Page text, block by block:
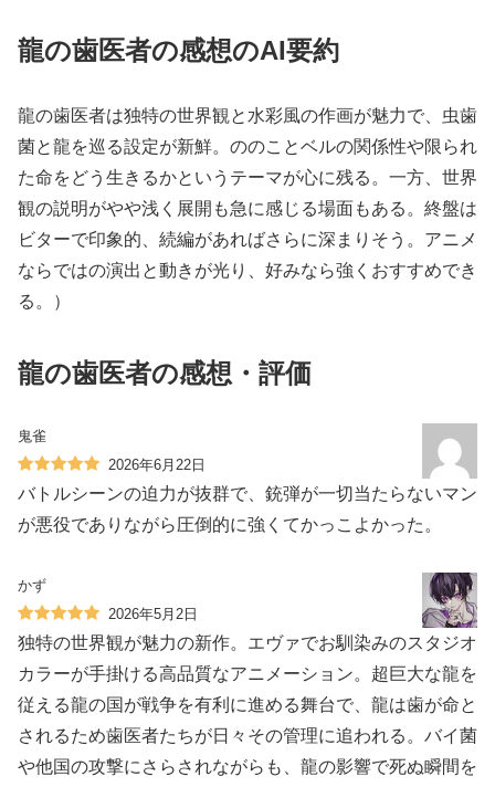
龍の歯医者の感想のAI要約
龍の歯医者は独特の世界観と水彩風の作画が魅力で、虫歯
菌と龍を巡る設定が新鮮。ののことベルの関係性や限られ
た命をどう生きるかというテーマが心に残る。一方、世界
観の説明がやや浅く展開も急に感じる場面もある。終盤は
ビターで印象的、続編があればさらに深まりそう。アニメ
ならではの演出と動きが光り、好みなら強くおすすめでき
る。）
龍の歯医者の感想・評価
鬼雀
2026年6月22日
バトルシーンの迫力が抜群で、銃弾が一切当たらないマン
が悪役でありながら圧倒的に強くてかっこよかった。
かず
2026年5月2日
独特の世界観が魅力の新作。エヴァでお馴染みのスタジオ
カラーが手掛ける高品質なアニメーション。超巨大な龍を
従える龍の国が戦争を有利に進める舞台で、龍は歯が命と
されるため歯医者たちが日々その管理に追われる。バイ菌
や他国の攻撃にさらされながらも、龍の影響で死ぬ瞬間を